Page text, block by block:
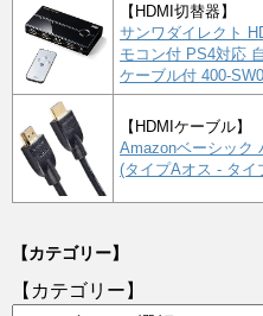
【HDMI切替器】
サンワダイレクト
モコン付 PS4対応
ケーブル付 400-
【HDMIケーブル】
Amazonベーシック
(タイプAオス - タイ
【カテゴリー】
【カテゴリー】